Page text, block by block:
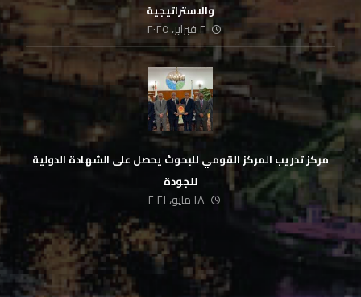
والاستراتيجية
٢ فبراير، ٢٠٢٥
مركز تدريب المركز القومي للبحوث يحصل على الشهادة الدولية
للجودة
١٨ مايو، ٢٠٢١